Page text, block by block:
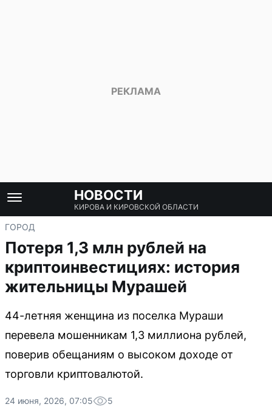
НОВОСТИ
КИРОВА И КИРОВСКОЙ ОБЛАСТИ
ГОРОД
Потеря 1,3 млн рублей на
криптоинвестициях: история
жительницы Мурашей
44-летняя женщина из поселка Мураши
перевела мошенникам 1,3 миллиона рублей,
поверив обещаниям о высоком доходе от
торговли криптовалютой.
24 июня, 2026, 07:05 5